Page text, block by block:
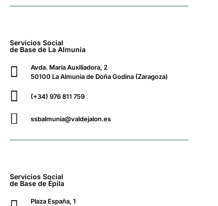
Servicios Social
de Base de La Almunia
Avda. María Auxiliadora, 2
50100 La Almunia de Doña Godina (Zaragoza)
(+34) 976 811 759
ssbalmunia@valdejalon.es
Servicios Social
de Base de Épila
Plaza España, 1